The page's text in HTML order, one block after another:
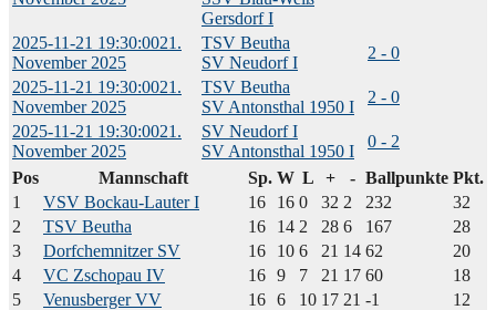
Gersdorf I
2025-11-21 19:30:0021.
November 2025
TSV Beutha
SV Neudorf I
2 - 0
2025-11-21 19:30:0021.
November 2025
TSV Beutha
SV Antonsthal 1950 I
2 - 0
2025-11-21 19:30:0021.
November 2025
SV Neudorf I
SV Antonsthal 1950 I
0 - 2
Pos
Mannschaft Sp. W L + - Ballpunkte Pkt.
1
VSV Bockau-Lauter I 16 16 0 32 2 232
32
2
TSV Beutha 16 14 2 28 6 167
28
3
Dorfchemnitzer SV 16 10 6 21 14 62
20
4
VC Zschopau IV 16 9 7 21 17 60
18
5
Venusberger VV 16 6 10 17 21 -1
12